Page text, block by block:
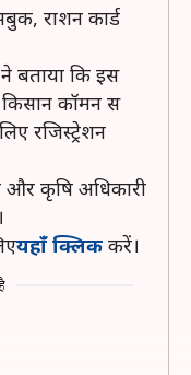
राशन कार्ड
बताया कि इस
कॉमन स
रजिस्ट्रेशन
कृषि अधिकारी
यहाँ क्लिक करें।